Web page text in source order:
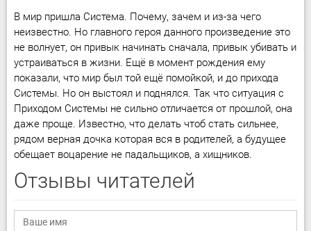
В мир пришла Система. Почему, зачем и из-за чего
неизвестно. Но главного героя данного произведение это
не волнует, он привык начинать сначала, привык убивать и
устраиваться в жизни. Ещё в момент рождения ему
показали, что мир был той ещё помойкой, и до прихода
Системы. Но он выстоял и поднялся. Так что ситуация с
Приходом Системы не сильно отличается от прошлой, она
даже проще. Известно, что делать чтоб стать сильнее,
рядом верная дочка которая вся в родителей, а будущее
обещает воцарение не падальщиков, а хищников.
Отзывы читателей